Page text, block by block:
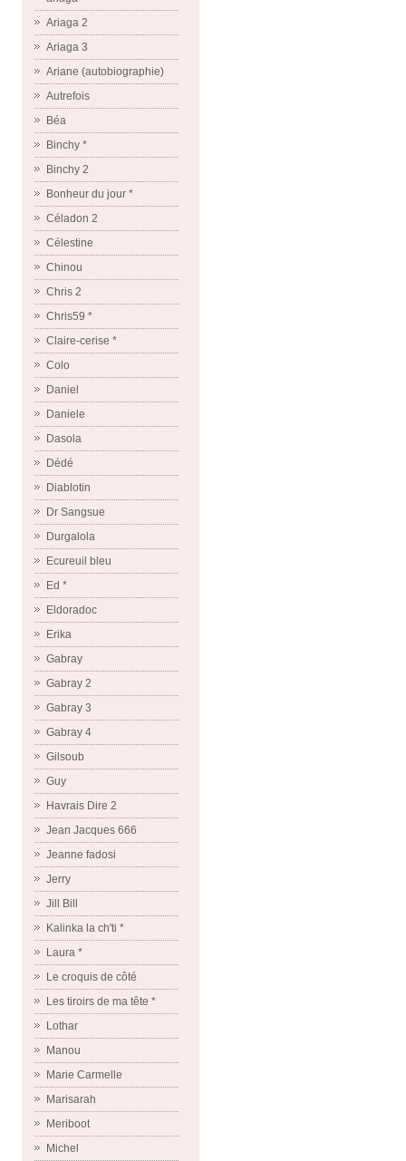
Ariaga 2
Ariaga 3
Ariane (autobiographie)
Autrefois
Béa
Binchy *
Binchy 2
Bonheur du jour *
Céladon 2
Célestine
Chinou
Chris 2
Chris59 *
Claire-cerise *
Colo
Daniel
Daniele
Dasola
Dédé
Diablotin
Dr Sangsue
Durgalola
Ecureuil bleu
Ed *
Eldoradoc
Erika
Gabray
Gabray 2
Gabray 3
Gabray 4
Gilsoub
Guy
Havrais Dire 2
Jean Jacques 666
Jeanne fadosi
Jerry
Jill Bill
Kalinka la ch'ti *
Laura *
Le croquis de côté
Les tiroirs de ma tête *
Lothar
Manou
Marie Carmelle
Marisarah
Meriboot
Michel